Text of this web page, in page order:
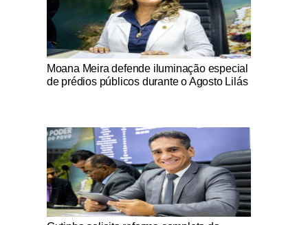
Notícias Católicas
Moana Meira defende iluminação especial
de prédios públicos durante o Agosto Lilás
Notícias Católicas